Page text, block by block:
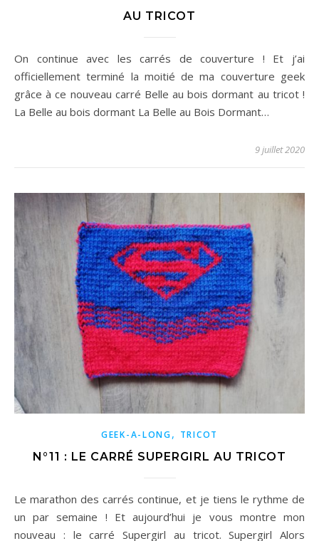
AU TRICOT
On continue avec les carrés de couverture ! Et j’ai
officiellement terminé la moitié de ma couverture geek
grâce à ce nouveau carré Belle au bois dormant au tricot !
La Belle au bois dormant La Belle au Bois Dormant…
9 juillet 2020
GEEK-A-LONG, TRICOT
N°11 : LE CARRÉ SUPERGIRL AU TRICOT
Le marathon des carrés continue, et je tiens le rythme de
un par semaine ! Et aujourd’hui je vous montre mon
nouveau : le carré Supergirl au tricot. Supergirl Alors